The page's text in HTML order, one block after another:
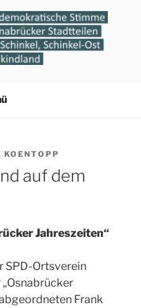
KOENTOPP
auf dem
Jahreszeiten“
SPD-Ortsverein
Frank